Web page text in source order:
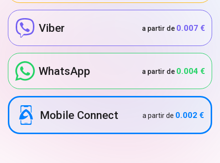
Viber a partir de 0.007 €
WhatsApp a partir de 0.004 €
Mobile Connect a partir de 0.002 €